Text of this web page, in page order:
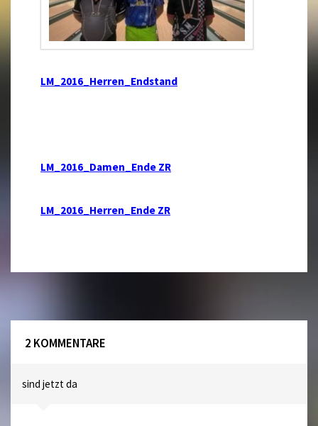
LM_2016_Herren_Endstand
LM_2016_Damen_Ende ZR
LM_2016_Herren_Ende ZR
2 KOMMENTARE
sind jetzt da